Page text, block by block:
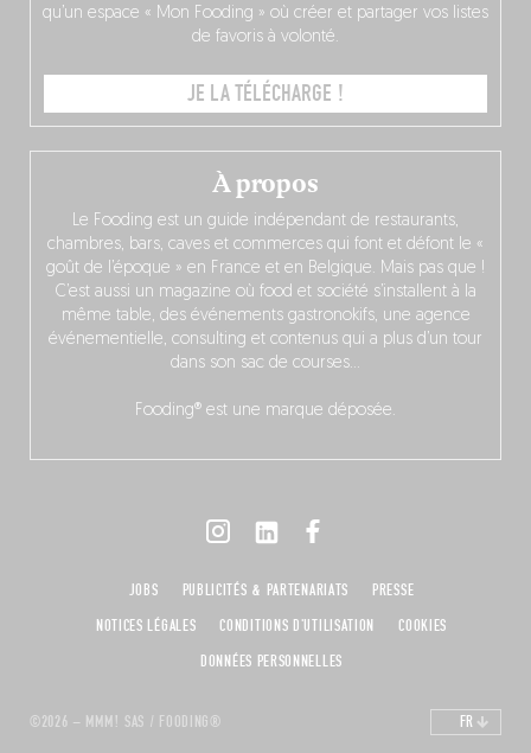
À propos
Le Fooding est un guide indépendant de restaurants,
chambres, bars, caves et commerces qui font et défont le «
goût de l’époque » en France et en Belgique. Mais pas que !
C’est aussi un magazine où food et société s’installent à la
même table, des événements gastronokifs, une agence
événementielle, consulting et contenus qui a plus d’un tour
dans son sac de courses…
Fooding® est une marque déposée.
qu’un espace « Mon Fooding » où créer et partager vos listes
de favoris à volonté.
JE LA TÉLÉCHARGE !
©2026 – MMM! SAS / FOODING®
JOBS PUBLICITÉS & PARTENARIATS
PRESSE
NOTICES LÉGALES
CONDITIONS D'UTILISATION
COOKIES
DONNÉES PERSONNELLES
FR